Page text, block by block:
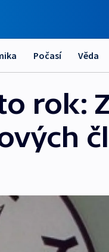
Počasí Věda
rok: